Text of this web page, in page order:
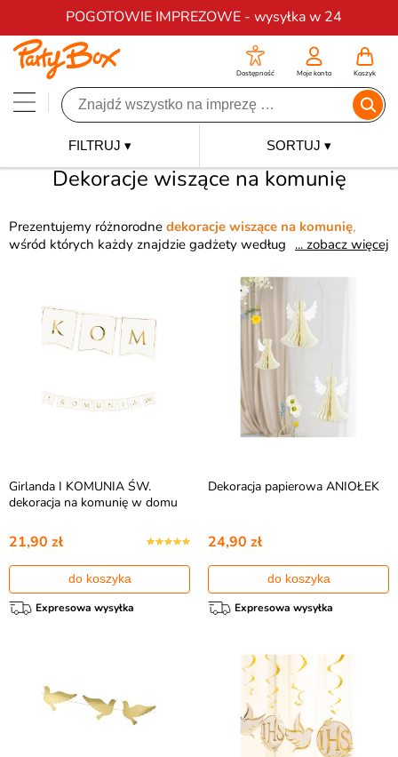
POGOTOWIE IMPREZOWE - wysyłka w 24
Darmowa dostawa na zamówienia od 200 zł
Dostępność Moje konto Koszyk
Dekoracje wiszące na komunię
... zobacz więcej
Prezentujemy różnorodne dekoracje wiszące na komunię,
wśród których każdy znajdzie gadżety według swoich
wzorów i motywów wprowadzi niesamowitą atmosferę
dekoracje wiszące na komunię
pewnością na długo pozostaną w pamięci wszystkich gości.
FILTRUJ ▾ SORTUJ ▾
Girlanda I KOMUNIA ŚW.
dekoracja na komunię w domu
21,90 zł
do koszyka
Expresowa wysyłka
Dekoracja papierowa ANIOŁEK
24,90 zł
do koszyka
Expresowa wysyłka